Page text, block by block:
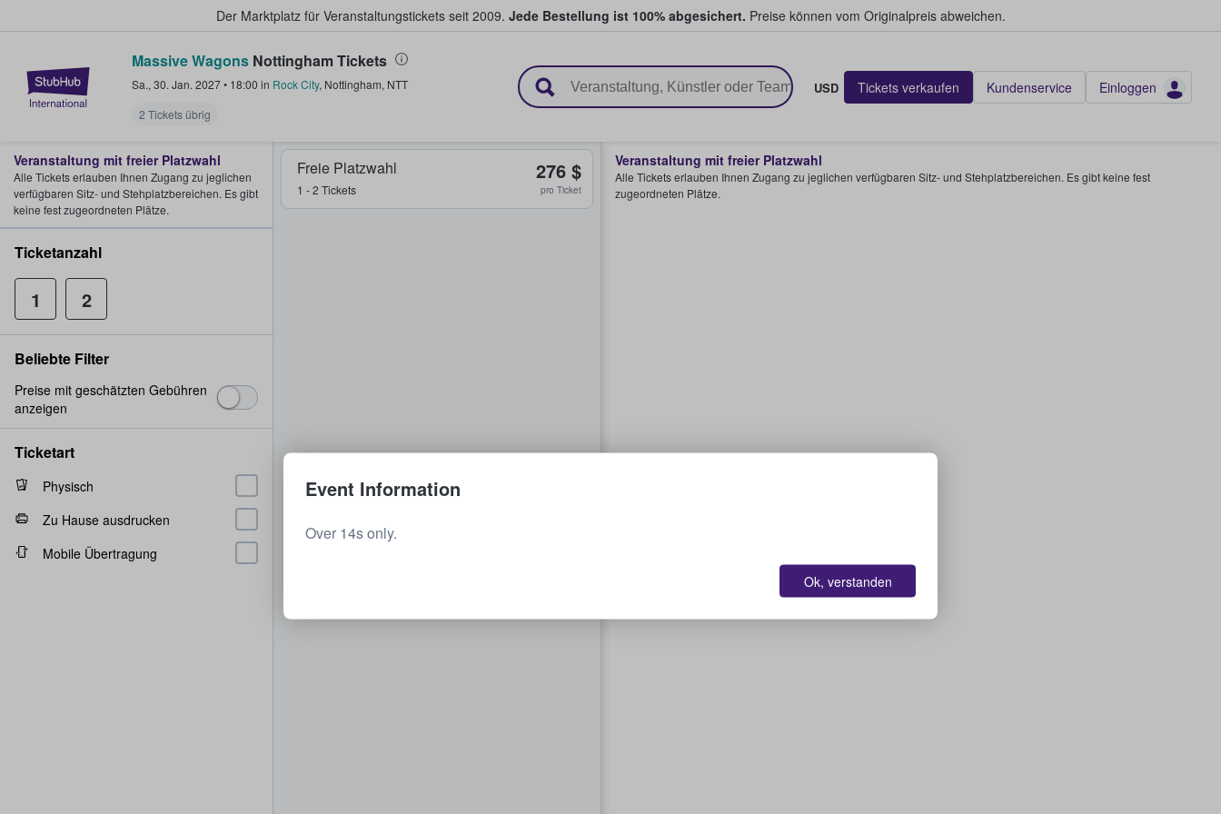
Der Marktplatz für Veranstaltungstickets seit 2009. Jede Bestellung ist 100% abgesichert. Preise können vom Originalpreis abweichen.
StubHub - Wo Fans Tickets kaufen & verkaufen
Massive Wagons Nottingham Tickets
Sa., 30. Jan. 2027• 18:00 in Rock City, Nottingham, NTT
2 Tickets übrig
USD Tickets verkaufen Kundenservice Einloggen
Freie Platzwahl
1 - 2 Tickets
276 $
pro Ticket
Veranstaltung mit freier Platzwahl
Alle Tickets erlauben Ihnen Zugang zu jeglichen verfügbaren Sitz- und Stehplatzbereichen. Es gibt keine fest
zugeordneten Plätze.
Veranstaltung mit freier Platzwahl
Alle Tickets erlauben Ihnen Zugang zu jeglichen
verfügbaren Sitz- und Stehplatzbereichen. Es gibt
keine fest zugeordneten Plätze.
Ticketanzahl
1 2
Beliebte Filter
Preise mit geschätzten Gebühren
anzeigen
Ticketart
Physisch
Zu Hause ausdrucken
Mobile Übertragung
Event Information
Over 14s only.
Ok, verstanden